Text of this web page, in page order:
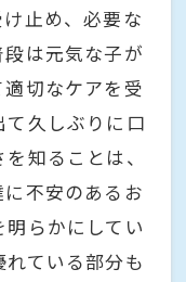
止め、必要な
は元気な子が
切なケアを受
久しぶりに口
知ることは、
不安のあるお
らかにしてい
ている部分も